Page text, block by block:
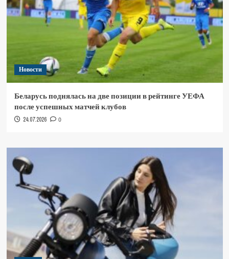
Новости
Беларусь поднялась на две позиции в рейтинге УЕФА
после успешных матчей клубов
24.07.2026 0